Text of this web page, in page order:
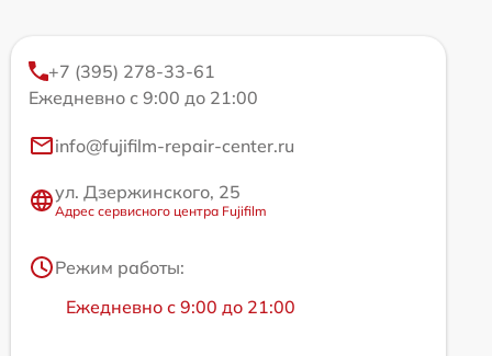
+7 (395) 278-33-61
Ежедневно с 9:00 до 21:00
info@fujifilm-repair-center.ru
ул. Дзержинского, 25
Адрес сервисного центра Fujifilm
Режим работы:
Ежедневно с 9:00 до 21:00